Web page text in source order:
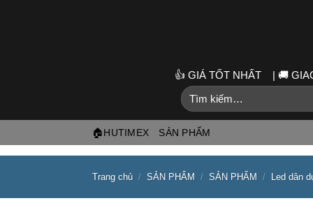
👍 GIÁ TỐT NHẤT | 🚚
Tìm
kiếm:
🏠HUTIMEX SẢN PHẨM
Trang chủ / SẢN PHẨM / SẢN PHẨM / Led dân